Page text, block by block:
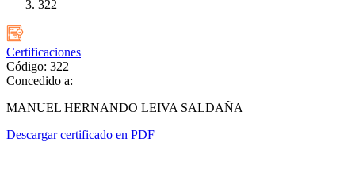
322
Certificaciones
Código: 322
Concedido a:
MANUEL HERNANDO LEIVA SALDAÑA
Descargar certificado en PDF